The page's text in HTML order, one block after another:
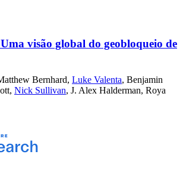
visão global do geobloqueio de
Bernhard, Luke Valenta, Benjamin
, Nick Sullivan, J. Alex Halderman, Roya